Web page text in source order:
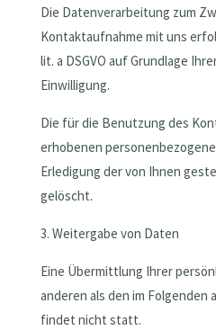
Die Datenverarbeitung zum
Kontaktaufnahme mit uns
lit. a DSGVO auf Grundlage
Einwilligung.
Die für die Benutzung des
erhobenen
Erledigung der von Ihnen
gelöscht.
3. Weitergabe von Daten
Eine Übermittlung Ihrer
anderen als den im
findet nicht statt.